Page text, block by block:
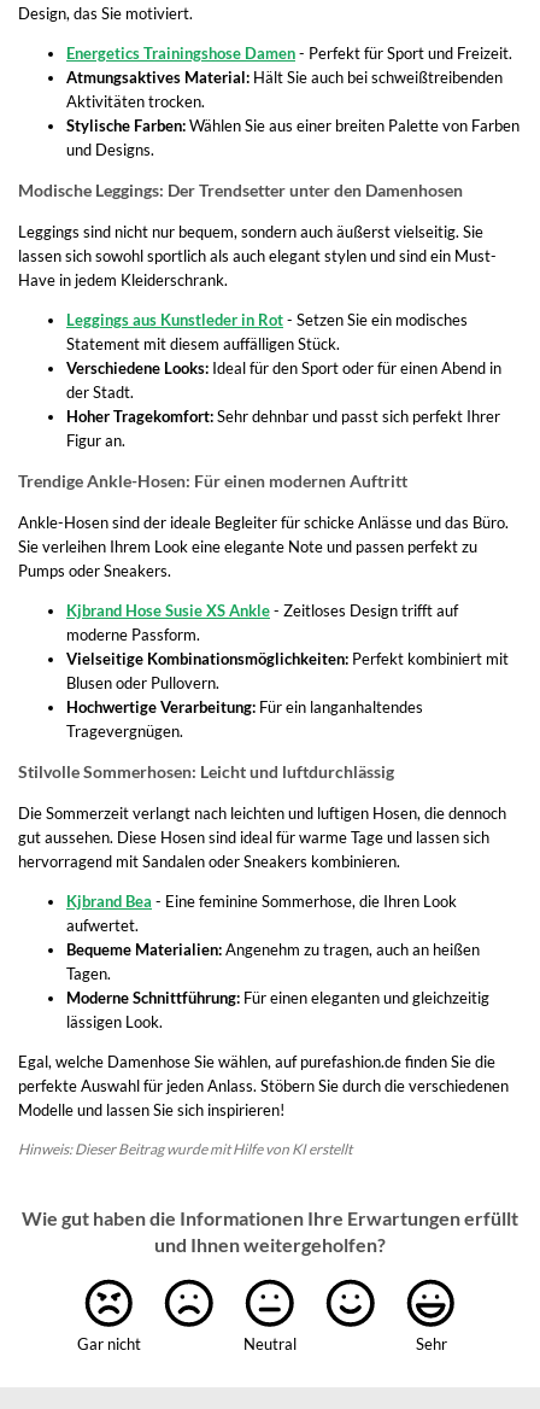
Design, das Sie motiviert.
Energetics Trainingshose Damen- Perfekt für Sport und Freizeit.
Atmungsaktives Material: Hält Sie auch bei schweißtreibenden
Aktivitäten trocken.
Stylische Farben:Wählen Sie aus einer breiten Palette von Farben
und Designs.
Modische Leggings: Der Trendsetter unter den Damenhosen
Leggings sind nicht nur bequem, sondern auch äußerst vielseitig. Sie
lassen sich sowohl sportlich als auch elegant stylen und sind ein Must-
Have in jedem Kleiderschrank.
Leggings aus Kunstleder in Rot- Setzen Sie ein modisches
Statement mit diesem auffälligen Stück.
Verschiedene Looks: Ideal für den Sport oder für einen Abend in
der Stadt.
Hoher Tragekomfort:Sehr dehnbar und passt sich perfekt Ihrer
Figur an.
Trendige Ankle-Hosen: Für einen modernen Auftritt
Ankle-Hosen sind der ideale Begleiter für schicke Anlässe und das Büro.
Sie verleihen Ihrem Look eine elegante Note und passen perfekt zu
Pumps oder Sneakers.
Kjbrand Hose Susie XS Ankle- Zeitloses Design trifft auf
moderne Passform.
Vielseitige Kombinationsmöglichkeiten: Perfekt kombiniert mit
Blusen oder Pullovern.
Hochwertige Verarbeitung: Für ein langanhaltendes
Tragevergnügen.
Stilvolle Sommerhosen: Leicht und luftdurchlässig
Die Sommerzeit verlangt nach leichten und luftigen Hosen, die dennoch
gut aussehen. Diese Hosen sind ideal für warme Tage und lassen sich
hervorragend mit Sandalen oder Sneakers kombinieren.
Kjbrand Bea - Eine feminine Sommerhose, die Ihren Look
aufwertet.
Bequeme Materialien:Angenehm zu tragen, auch an heißen
Tagen.
Moderne Schnittführung: Für einen eleganten und gleichzeitig
lässigen Look.
Egal, welche Damenhose Sie wählen, auf purefashion.de finden Sie die
perfekte Auswahl für jeden Anlass. Stöbern Sie durch die verschiedenen
Modelle und lassen Sie sich inspirieren!
Hinweis: Dieser Beitrag wurde mit Hilfe von KI erstellt
Wie gut haben die Informationen Ihre Erwartungen erfüllt
und Ihnen weitergeholfen?
Gar nicht Neutral Sehr